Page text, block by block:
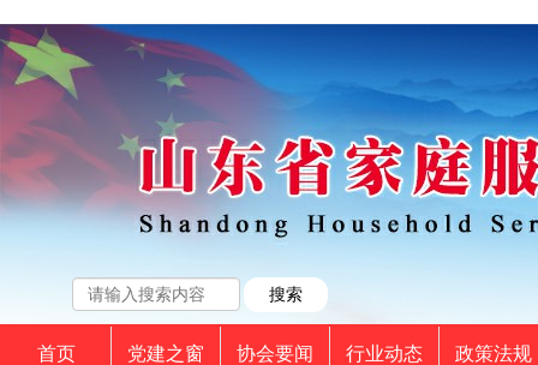
首页 党建之窗 协会要闻 行业动态 政策法规